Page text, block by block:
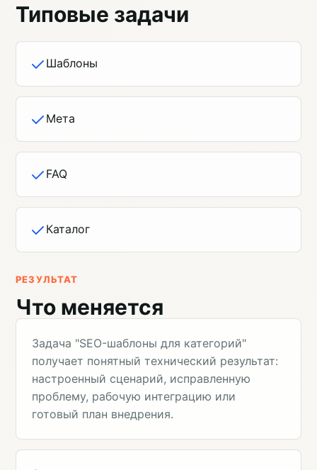
Типовые задачи
Шаблоны
Мета
FAQ
Каталог
РЕЗУЛЬТАТ
Что меняется
Задача "SEO-шаблоны для категорий"
получает понятный технический результат:
настроенный сценарий, исправленную
проблему, рабочую интеграцию или
готовый план внедрения.